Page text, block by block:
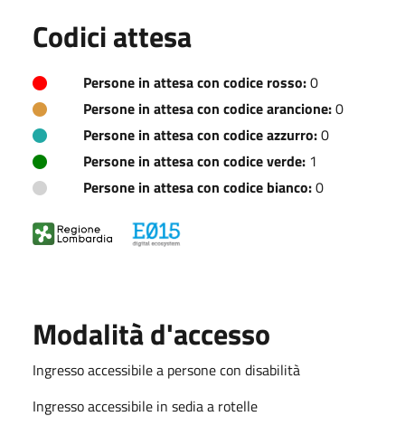
Codici attesa
Persone in attesa con codice rosso:0
Persone in attesa con codice arancione:0
Persone in attesa con codice azzurro:0
Persone in attesa con codice verde: 1
Persone in attesa con codice bianco:0
Modalità d'accesso
Ingresso accessibile a persone con disabilità
Ingresso accessibile in sedia a rotelle